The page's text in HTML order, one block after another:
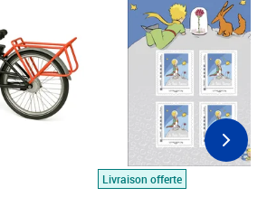
Livraison offerte